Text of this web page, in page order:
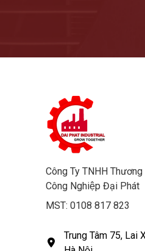
Công Ty TNHH
Công Nghiệp Đại Phát
MST: 0108 817 823
Trung Tâm 75, Lai